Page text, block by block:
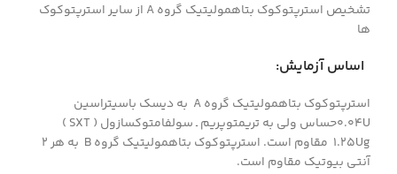
تشخيص استرپتوكوك بتاهموليتيك گروه A از ساير استرپتوكوك
ها
اساس آزمايش:
استرپتوكوك بتاهموليتيك گروه A به ديسك باسيتراسين
0.04Uحساس ولي به تريمتوپريم ـ سولفامتوكسازول ( SXT )
1.25Ug مقاوم است. استرپتوكوك بتاهموليتيك گروه B به هر 2
آنتي بيوتيك مقاوم است.